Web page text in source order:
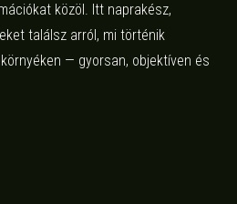
közöl. Itt naprakész,
találsz arról, mi történik
— gyorsan, objektíven és